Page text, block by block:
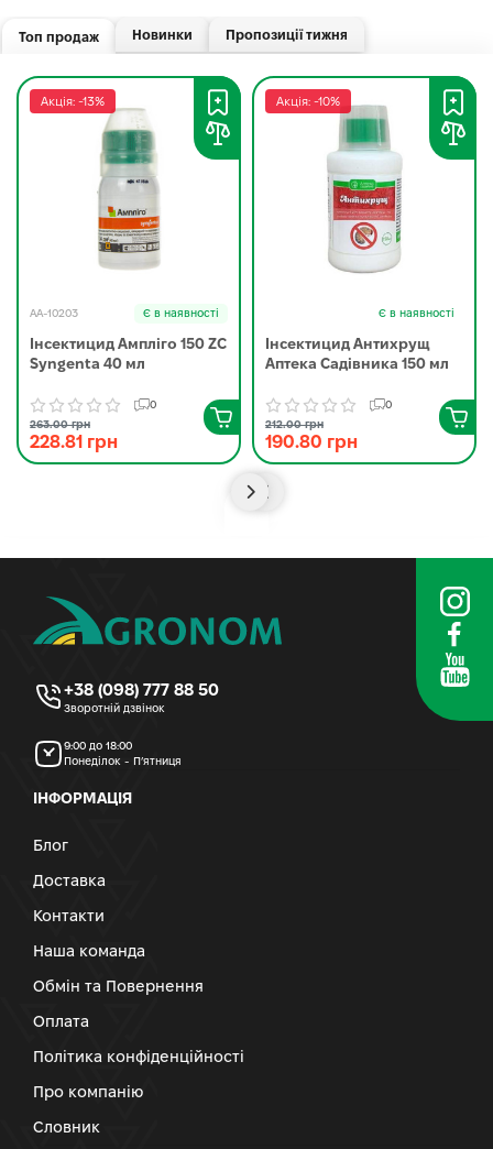
Топ продаж Новинки Пропозиції тижня
Акція: -13%
AA-10203 Є в наявності
Інсектицид Ампліго 150 ZC
Syngenta 40 мл
0
263.00 грн
228.81 грн
Акція: -10%
Є в наявності
Інсектицид Антихрущ
Аптека Садівника 150 мл
0
212.00 грн
190.80 грн
+38 (098) 777 88 50
Зворотній дзвінок
9:00 до 18:00
Понеділок - П’ятниця
ІНФОРМАЦІЯ
Блог
Доставка
Контакти
Наша команда
Обмін та Повернення
Оплата
Політика конфіденційності
Про компанію
Словник